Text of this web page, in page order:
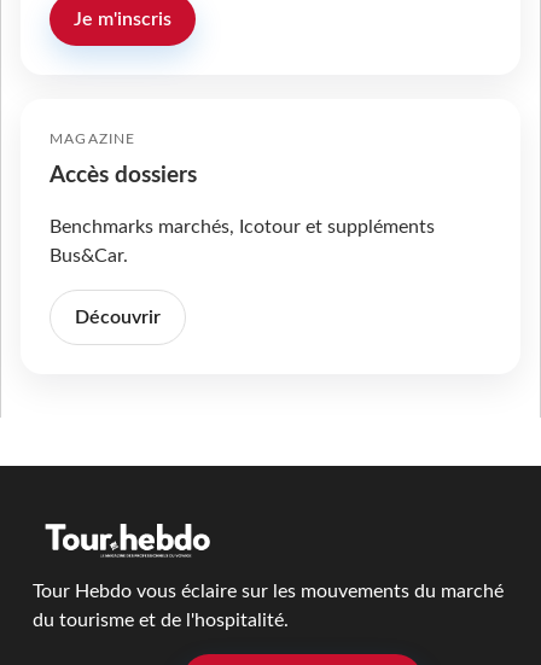
Je m'inscris
MAGAZINE
Accès dossiers
Benchmarks marchés, Icotour et suppléments
Bus&Car.
Découvrir
Tour Hebdo vous éclaire sur les mouvements du marché
du tourisme et de l'hospitalité.